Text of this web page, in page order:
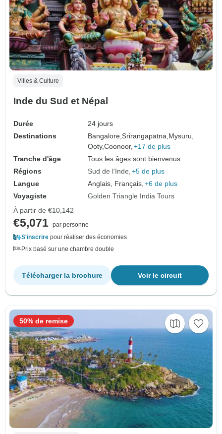
Villes & Culture
Inde du Sud et Népal
Durée
24 jours
Destinations
Bangalore,Srirangapatna, Mysuru,
Ooty,Coonoor, +17 de plus
Tranche d'âge
Tous les âges sont bienvenus
Régions
Sud de l'Inde +5 de plus
Langue
Anglais, Français, +6 de plus
Voyagiste
Golden Triangle India Tours
À partir de €10,142
€5,071 par personne
S'inscrire pour réaliser des économies
Prix basé sur une chambre double
Voir le circuit
Télécharger la brochure
50% de remise